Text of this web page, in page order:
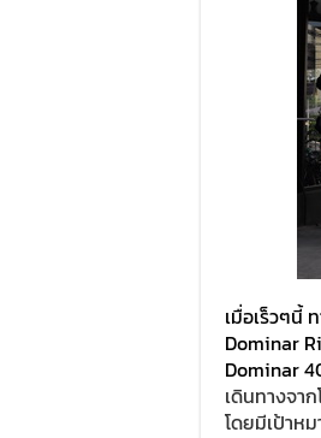
เมื่อเร็วๆนี้
Dominar
Dominar
เดินทางจา
โดยมีเป้าห